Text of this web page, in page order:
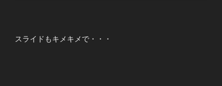
スライドもキメキメで・・・